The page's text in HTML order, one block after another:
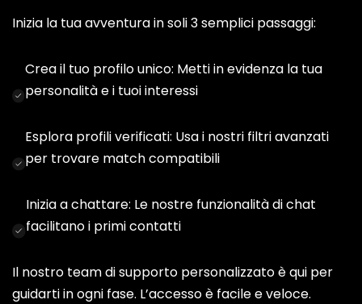
Inizia la tua avventura in soli 3 semplici passaggi:
Crea il tuo profilo unico: Metti in evidenza la tua
personalità e i tuoi interessi
Esplora profili verificati: Usa i nostri filtri avanzati
per trovare match compatibili
Inizia a chattare: Le nostre funzionalità di chat
facilitano i primi contatti
Il nostro team di supporto personalizzato è qui per
guidarti in ogni fase. L’accesso è facile e veloce.